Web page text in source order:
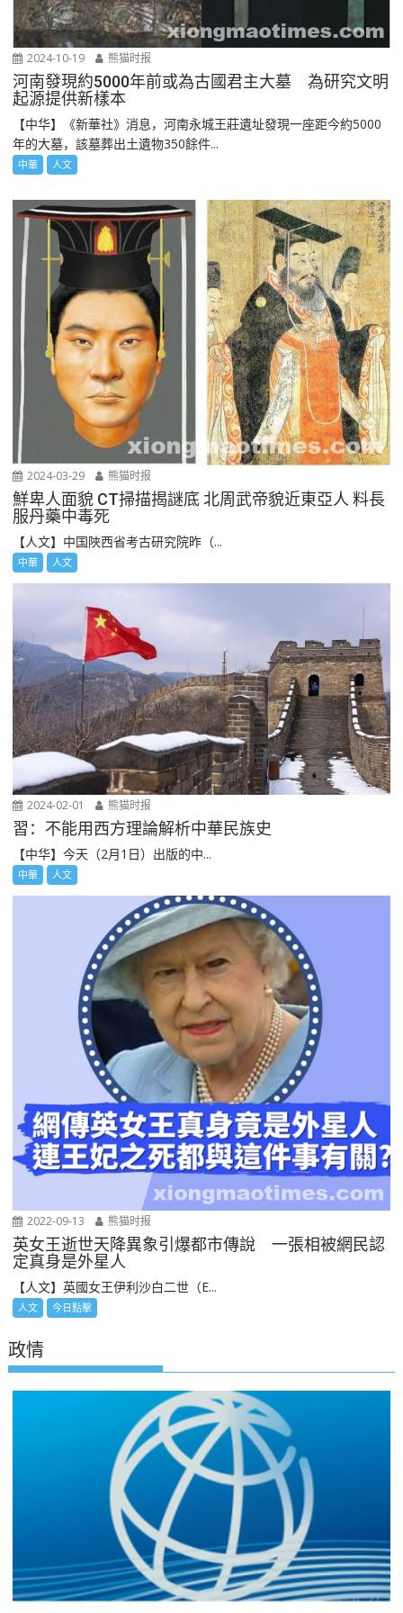
2024-10-19 熊猫时报
河南發現約5000年前或為古國君主大墓 為研究文明
起源提供新樣本
【中华】《新華社》消息，河南永城王莊遺址發現一座距今約5000
年的大墓，該墓葬出土遺物350餘件...
中華 人文
2024-03-29 熊猫时报
鮮卑人面貌 CT掃描揭謎底 北周武帝貌近東亞人 料長
服丹藥中毒死
【人文】中国陜西省考古研究院昨（...
中華 人文
2024-02-01 熊猫时报
習：不能用西方理論解析中華民族史
【中华】今天（2月1日）出版的中...
中華 人文
2022-09-13 熊猫时报
英女王逝世天降異象引爆都市傳說 一張相被網民認
定真身是外星人
【人文】英國女王伊利沙白二世（E...
人文 今日點擊
政情